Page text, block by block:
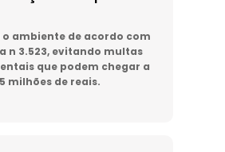
o ambiente de acordo com
n 3.523, evitando multas
que podem chegar a
milhões de reais.